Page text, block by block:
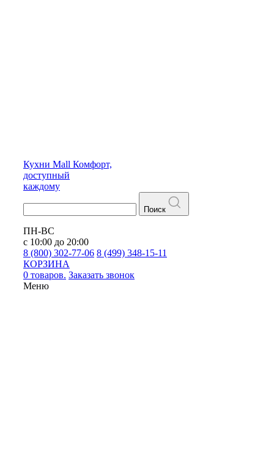
Кухни Mall Комфорт,
доступный
каждому
Поиск
ПН-ВС
с 10:00 до 20:00
8 (800) 302-77-06 8 (499) 348-15-11
КОРЗИНА
0 товаров. Заказать звонок
Меню